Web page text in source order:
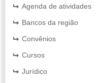
Agenda de atividades
Bancos da região
Convênios
Cursos
Jurídico